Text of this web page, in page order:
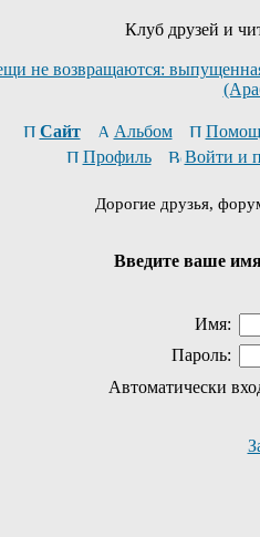
Клуб друзей и
не возвращаются:
Сайт Альбом
Профиль
Войти и
Дорогие друзья,
Введите ваше
Имя:
Пароль:
Автоматически